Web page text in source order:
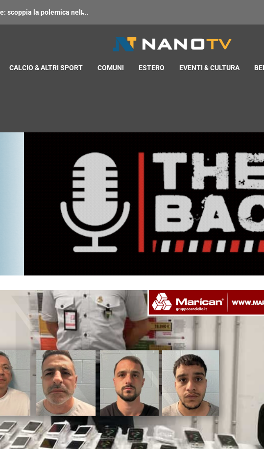
scoppia la polemica nell̵...
CALCIO & ALTRI SPORT COMUNI ESTERO EVENTI & CULTURA